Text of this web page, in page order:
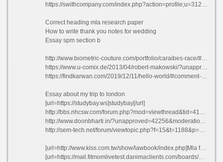
https://swithcompany.com/index.php?action=profile;u=31292
Correct heading mla research paper
How to write thank you notes for wedding
Essay spm section b
http://www.biometric-couture.com/portfolio/caraibes-race/#comment-237694
https://www.u-comix.de/2013/04/robert-makowski/?unapproved=192771&moderation-hash=d35d6b2c0a2bd9b19ce5249e530315d8#comment-192771
https://findkarwan.com/2019/12/11/hello-world/#comment-20392
Essay about my trip to london
[url=https://studybay.ws]studybay[/url]
http://bbs.nhcsw.com/forum.php?mod=viewthread&tid=41307&extra=
http://www.doonbharti.in/?unapproved=42256&moderation-hash=885267b86b5f9c2a916ecbae91c07459#comment-42256
http://sem-tech.net/forum/viewtopic.php?f=15&t=1188&p=20880#p20880
[url=http://www.kiss.com.tw/show/lawbook/index.php]Mla format citing in the essay - How to write cv in spanish pllis 2021[/url]
[url=https://mail.fitmomlivetest.danimaclients.com/boards/default/index/]Best article review writing services for masters[/url]